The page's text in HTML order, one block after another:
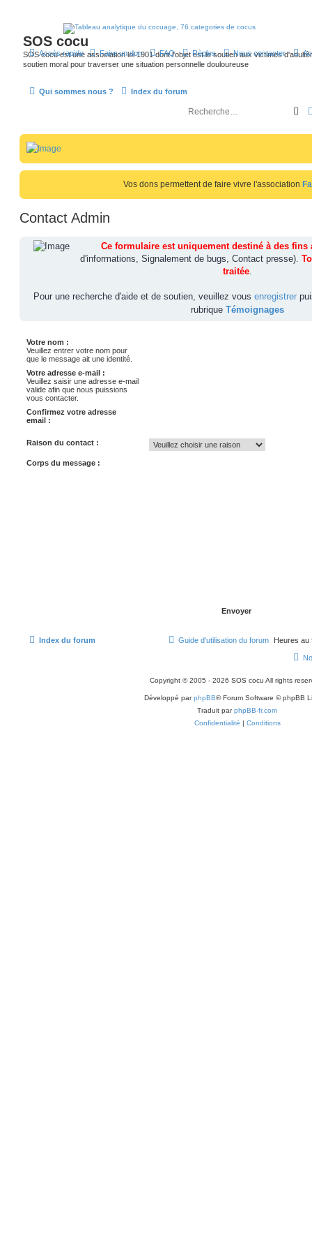
SOS cocu
SOS cocu est une association loi 1901 dont l'objet est le soutien aux victimes
soutien moral pour traverser une situation personnelle douloureuse
Accès rapide Faire un don FAQ Règles Nous contacter
Qui sommes nous ? Index du forum
h
e
r
Vos dons permettent de faire vivre l'association
Contact Admin
Ce formulaire est uniquement destiné à des fins
d'informations, Signalement de bugs, Contact presse).
traitée.
Pour une recherche d'aide et de soutien, veuillez vous enregistrer
rubrique Témoignages
Votre nom :
Veuillez entrer votre nom pour
que le message ait une identité.
Votre adresse e-mail :
Veuillez saisir une adresse e-mail
valide afin que nous puissions
vous contacter.
Confirmez votre adresse
email :
Raison du contact :
Corps du message :
Index du forum Heures
Guide d'utilisation du forum
Copyright © 2005 - 2026 SOS cocu All rights
Développé parphpBB® Forum Software © phpBB
Traduit parphpBB-fr.com
Confidentialité | Conditions